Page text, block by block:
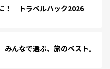
！ トラベルハック2026
んなで選ぶ、旅のベスト。